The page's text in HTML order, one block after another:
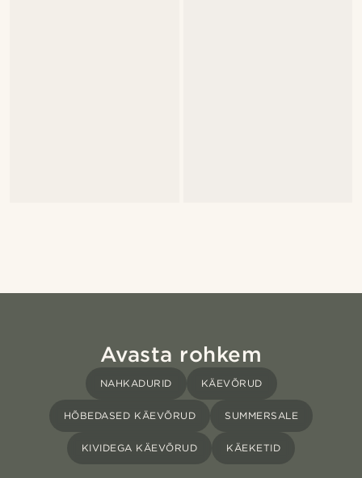
Avasta rohkem
NAHKADURID KÄEVÕRUD
HÕBEDASED KÄEVÕRUD SUMMERSALE
KIVIDEGA KÄEVÕRUD KÄEKETID